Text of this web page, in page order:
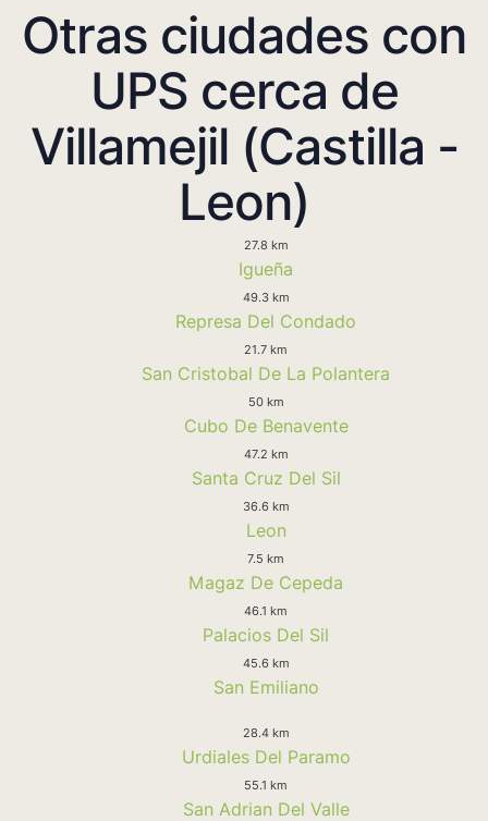
Otras ciudades con
UPS cerca de
Villamejil (Castilla -
Leon)
27.8 km
Igueña
49.3 km
Represa Del Condado
21.7 km
San Cristobal De La Polantera
50 km
Cubo De Benavente
47.2 km
Santa Cruz Del Sil
36.6 km
Leon
7.5 km
Magaz De Cepeda
46.1 km
Palacios Del Sil
45.6 km
San Emiliano
28.4 km
Urdiales Del Paramo
55.1 km
San Adrian Del Valle